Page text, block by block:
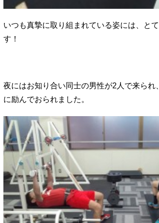
いつも真摯に取り組まれている姿には、と
す！
夜にはお知り合い同士の男性が2人で来られ
に励んでおられました。